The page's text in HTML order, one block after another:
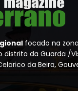
focado na
distrito da Guarda /
da Beira,